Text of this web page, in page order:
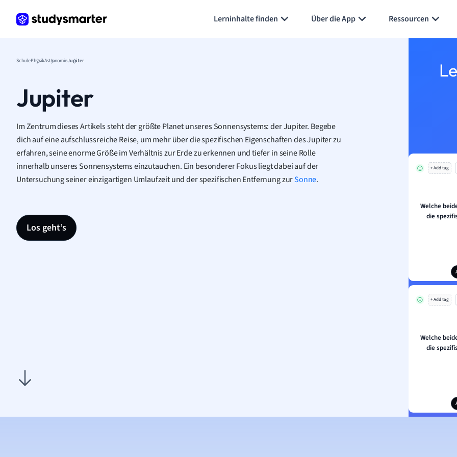
Lerninhalte finden Über die App Ressourcen
SchulePhysikAstronomieJupiter
Jupiter
Im Zentrum dieses Artikels steht der größte Planet unseres Sonnensystems: der Jupiter. Begebe
dich auf eine aufschlussreiche Reise, um mehr über die spezifischen Eigenschaften des Jupiter zu
erfahren, seine enorme Größe im Verhältnis zur Erde zu erkennen und tiefer in seine Rolle
innerhalb unseres Sonnensystems einzutauchen. Ein besonderer Fokus liegt dabei auf der
Untersuchung seiner einzigartigen Umlaufzeit und der spezifischen Entfernung zurSonne.
Los geht’s
+ Add tag
Welche
die
+ Add tag
Welche
die